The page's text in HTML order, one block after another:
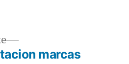
Entrada
siguiente:
marcas